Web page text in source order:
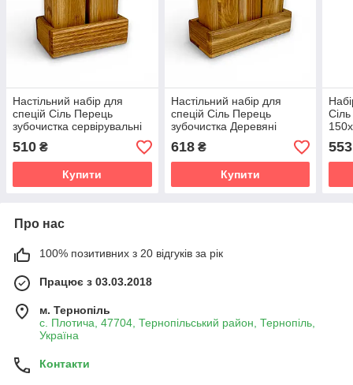
Настільний набір для
спецій Сіль Перець
зубочистка сервірувальні
спеційниці Укр
510 ₴
Купити
Настільний набір для
спецій Сіль Перець
зубочистка Деревяні
сервірувальні спеційниці
Lasco Англ
618₴
Купити
553
Про нас
100% позитивних з 20 відгуків за рік
Працює з 03.03.2018
м. Тернопіль
с. Плотича, 47704, Тернопільський район, Тернопіль,
Україна
Контакти